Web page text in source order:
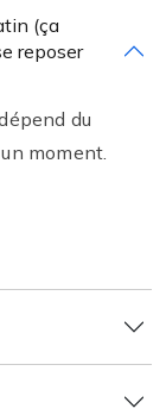
(ça
reposer
du
moment.